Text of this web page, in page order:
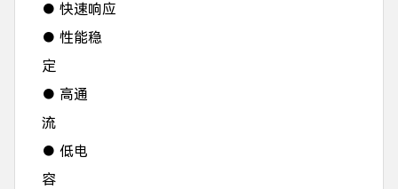
● 快速响应
● 性能稳
定
● 高通
流
● 低电
容